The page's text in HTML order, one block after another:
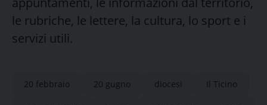
le rubriche, le lettere, la cultura, lo sport e i
servizi utili.
20 febbraio 20 gugno diocesi Il Ticino